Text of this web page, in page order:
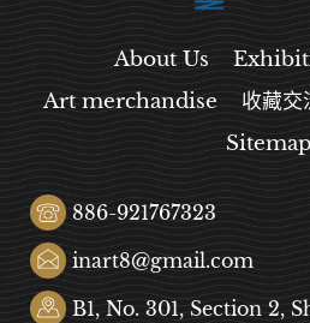
About Us
Art merchandise
收藏交
Sitemap
886-921767323
inart8@gmail.com
B1, No. 301, Section 2,